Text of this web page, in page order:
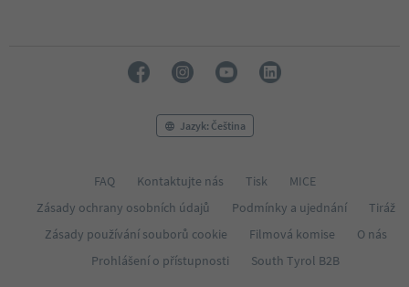
Jazyk: Čeština
FAQ Kontaktujte nás Tisk
MICE
Zásady ochrany osobních údajů
Podmínky a ujednání
Tiráž
Zásady používání souborů cookie
Filmová komise
O nás
Prohlášení o přístupnosti
South Tyrol B2B